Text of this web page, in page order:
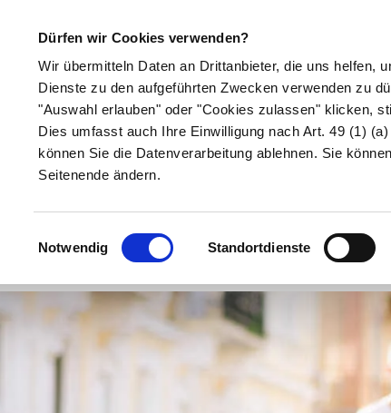
Dürfen wir Cookies verwenden?
Wir übermitteln Daten an Drittanbieter, die uns helfen,
Dienste zu den aufgeführten Zwecken verwenden zu
"Auswahl erlauben" oder "Cookies zulassen" klicken,
Dies umfasst auch Ihre Einwilligung nach Art. 49 (1)
können Sie die Datenverarbeitung ablehnen. Sie
Seitenende ändern.
Einwilligungsauswahl
Notwendig Standortdienste
Symptome Therapie Medikamente
Wie